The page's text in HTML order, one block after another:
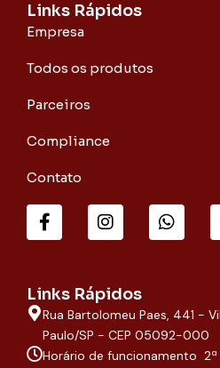
Links Rápidos
Empresa
Todos os produtos
Parceiros
Compliance
Contato
a
c
o
o
k
-
f
n
s
g
r
a
m
h
a
p
Links Rápidos
Rua Bartolomeu Paes, 441 -
Paulo/SP - CEP 05092-000
Horário de funcionamento